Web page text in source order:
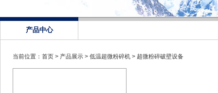
产品中心
当前位置： 首页 > 产品展示 > 低温超微粉碎机 > 超微粉碎破壁设备